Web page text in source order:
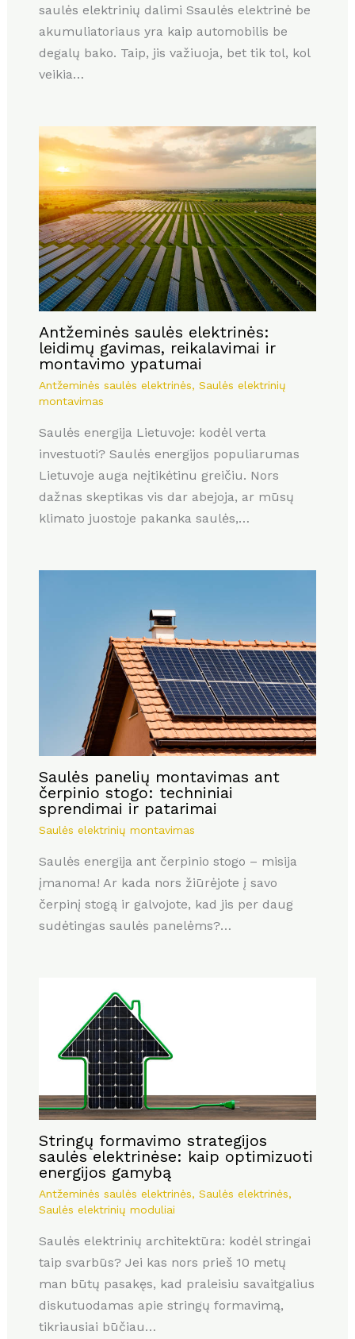
saulės elektrinių dalimi Ssaulės elektrinė be
akumuliatoriaus yra kaip automobilis be
degalų bako. Taip, jis važiuoja, bet tik tol, kol
veikia…
Antžeminės saulės elektrinės:
leidimų gavimas, reikalavimai ir
montavimo ypatumai
Antžeminės saulės elektrinės, Saulės elektrinių
montavimas
Saulės energija Lietuvoje: kodėl verta
investuoti? Saulės energijos populiarumas
Lietuvoje auga neįtikėtinu greičiu. Nors
dažnas skeptikas vis dar abejoja, ar mūsų
klimato juostoje pakanka saulės,…
Saulės panelių montavimas ant
čerpinio stogo: techniniai
sprendimai ir patarimai
Saulės elektrinių montavimas
Saulės energija ant čerpinio stogo – misija
įmanoma! Ar kada nors žiūrėjote į savo
čerpinį stogą ir galvojote, kad jis per daug
sudėtingas saulės panelėms?…
Stringų formavimo strategijos
saulės elektrinėse: kaip optimizuoti
energijos gamybą
Antžeminės saulės elektrinės, Saulės elektrinės,
Saulės elektrinių moduliai
Saulės elektrinių architektūra: kodėl stringai
taip svarbūs? Jei kas nors prieš 10 metų
man būtų pasakęs, kad praleisiu savaitgalius
diskutuodamas apie stringų formavimą,
tikriausiai būčiau…